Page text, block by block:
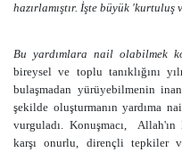
hazırlamıştır. İşte büyük
Bu yardımlara nail olabilmek
bireysel ve toplu tanıklığını
bulaşmadan yürüyebilmenin
şekilde oluşturmanın yardıma
vurguladı. Konuşmacı,
Allah'ın
karşı onurlu, dirençli tepkiler